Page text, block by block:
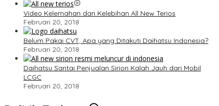
Video Kelemahan dan Kelebihan All New Terios
Februari 20, 2018
Belum Pakai CVT, Apa yang Ditakuti Daihatsu Indonesia?
Februari 20, 2018
Daihatsu Santai Penjualan Sirion Kalah Jauh dari Mobil
LCGC
Februari 20, 2018